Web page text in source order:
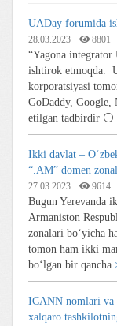
UADay forumida
28.03.2023 8801
“Yagona
ishtirok etmoqda.
korporatsiyasi
GoDaddy, Google,
etilgan tadbirdir
Ikki davlat –
“.AM” domen
27.03.2023 9614
Bugun Yerevanda
Armaniston
zonalari bo‘yicha
tomon ham ikki
bo‘lgan bir qancha
ICANN nomlari va
xalqaro